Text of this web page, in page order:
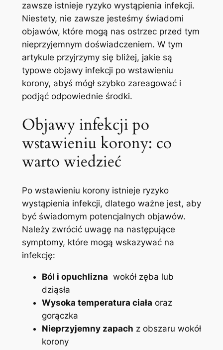
zawsze istnieje ryzyko wystąpienia infekcji.
Niestety, nie zawsze‍ jesteśmy świadomi
objawów, które mogą⁢ nas ostrzec przed tym
⁣nieprzyjemnym doświadczeniem. W tym
artykule przyjrzymy się bliżej, jakie są
typowe objawy infekcji po wstawieniu
korony,⁤ abyś mógł szybko zareagować i
podjąć odpowiednie środki.
Objawy infekcji po
wstawieniu korony: co
warto wiedzieć
Po wstawieniu korony istnieje ryzyko
wystąpienia infekcji, dlatego ważne jest, aby
być​ świadomym⁢ potencjalnych objawów.
Należy zwrócić uwagę na następujące
symptomy, które mogą wskazywać na
infekcję:
Ból i opuchlizna ⁤ wokół zęba lub
dziąsła
Wysoka ‍temperatura ciała oraz
gorączka
Nieprzyjemny zapach z obszaru wokół
korony